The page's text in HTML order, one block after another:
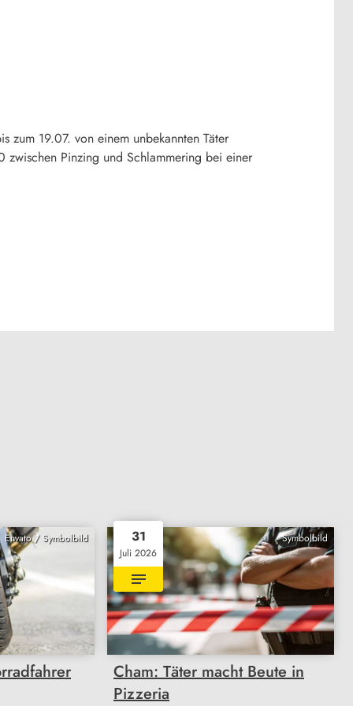
19.07. von einem unbekannten Täter
zwischen Pinzing und Schlammering bei einer
Envato / Symbolbild Symbolbild
31
Juli 2026
Cham: Täter macht Beute in
Pizzeria